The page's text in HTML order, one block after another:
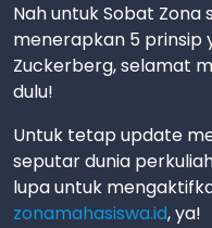
Nah untuk Sobat Zona
menerapkan 5 prinsip
Zuckerberg, selamat
dulu!
Untuk tetap update
seputar dunia
lupa untuk
zonamahasiswa.id, ya!